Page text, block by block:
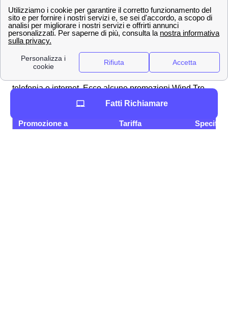
Scopri le offerte Wind Tre a Poli e la velocità di
connessione
Offerte Wind Tre nella città di Poli
Gigante della telefonia e del mobile, Wind Tre propone
telefonia e internet. Ecco alcune promozioni Wind Tre
per tutte le esigenze!
Promozione a
Tariffa
Fatti Richiamare